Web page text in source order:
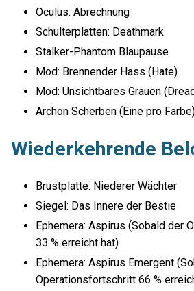
Oculus: Abrechnung
Schulterplatten: Deathmark
Stalker-Phantom Blaupause
Mod: Brennender Hass (Hate)
Mod: Unsichtbares Grauen
Archon Scherben (Eine pro
Wiederkehrende
Brustplatte: Niederer Wächter
Siegel: Das Innere der Bestie
Ephemera: Aspirus (Sobald der
33 % erreicht hat)
Ephemera: Aspirus Emergent
Operationsfortschritt 66 %